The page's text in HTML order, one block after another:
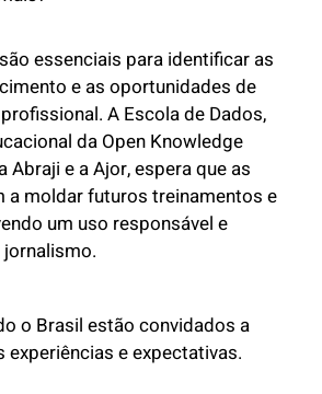
essenciais para identificar as
e as oportunidades de
A Escola de Dados,
da Open Knowledge
Abraji e a Ajor, espera que as
a moldar futuros treinamentos e
um uso responsável e
o Brasil estão convidados a
e expectativas.